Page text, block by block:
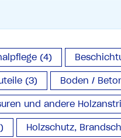
(4)
(3) Boden /
und andere
Holzschutz,